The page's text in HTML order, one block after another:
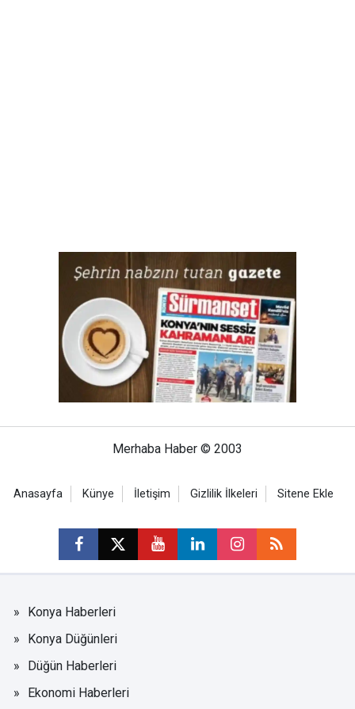
Merhaba Haber © 2003
Anasayfa Künye İletişim Gizlilik İlkeleri Sitene Ekle
Konya Haberleri
Konya Düğünleri
Düğün Haberleri
Ekonomi Haberleri